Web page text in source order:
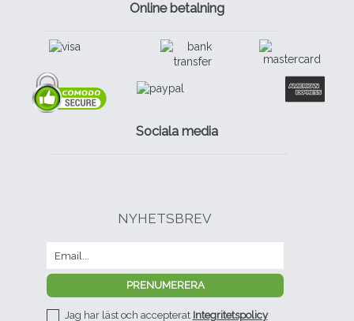
Online betalning
Sociala media
NYHETSBREV
Jag har läst och accepterat Integritetspolicy